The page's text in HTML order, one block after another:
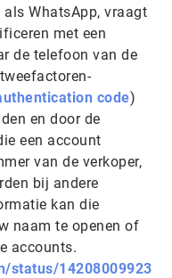
WhatsApp, vraagt
met een
de telefoon van de
code)
en door de
een ​​account
van de verkoper,
bij andere
kan die
naam te openen of
accounts.
status/14208009923